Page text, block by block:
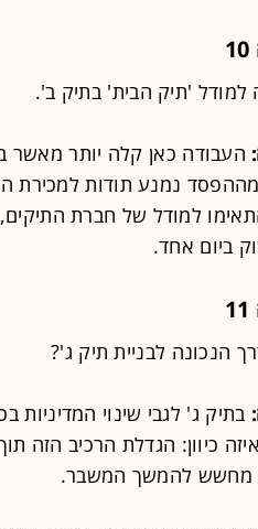
'תיק הבית' בתיק ב'.
העבודה כאן קלה יותר מאשר
נמנע תודות למכירת
למודל של חברת
ביום אחד.
הנכונה לבניית תיק ג'?
כיוון: הגדלת הרכיב הזה
מחשש להמשך המשבר.